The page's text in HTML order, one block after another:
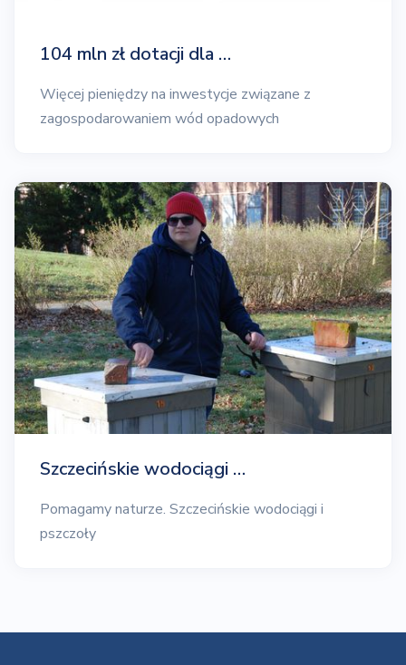
104 mln zł dotacji dla …
Więcej pieniędzy na inwestycje związane z
zagospodarowaniem wód opadowych
Szczecińskie wodociągi …
Pomagamy naturze. Szczecińskie wodociągi i
pszczoły